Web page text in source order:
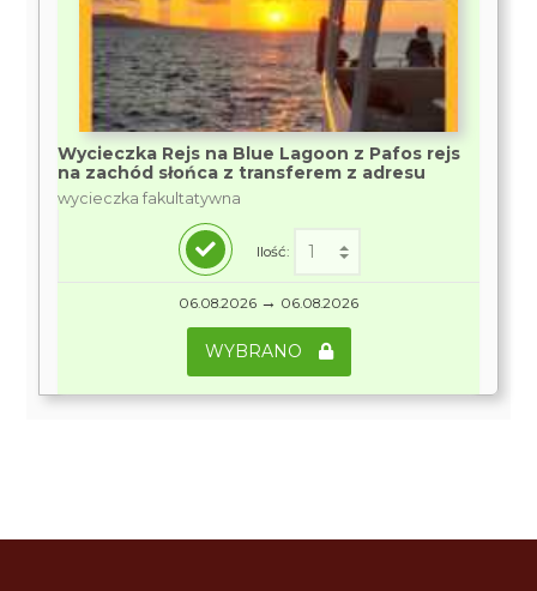
Wycieczka Rejs na Blue Lagoon z Pafos rejs
na zachód słońca z transferem z adresu
wycieczka fakultatywna
Ilość:
06.08.2026 → 06.08.2026
WYBRANO